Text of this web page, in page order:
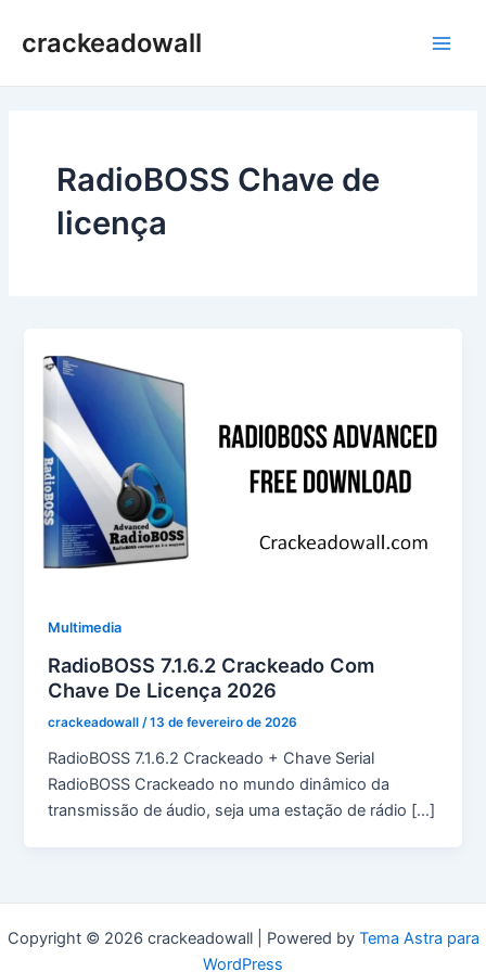
paracrackeadowall
RadioBOSS Chave de
licença
Multimedia
RadioBOSS 7.1.6.2 Crackeado Com
Chave De Licença 2026
crackeadowall/13 de fevereiro de 2026
RadioBOSS 7.1.6.2 Crackeado + Chave Serial
RadioBOSS Crackeado no mundo dinâmico da
transmissão de áudio, seja uma estação de rádio […]
Copyright © 2026 crackeadowall | Powered by Tema Astra para
WordPress